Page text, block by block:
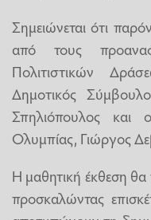
Σημειώνεται ότι
από τους
Πολιτιστικών
Δημοτικός
Σπηλιόπουλος
Ολυμπίας, Γιώργος
Η μαθητική έκθεση θα
προσκαλώντας